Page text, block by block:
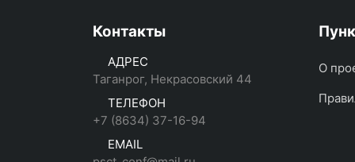
Контакты
АДРЕС
Таганрог, Некрасовский 44
ТЕЛЕФОН
+7 (8634) 37-16-94
EMAIL
О